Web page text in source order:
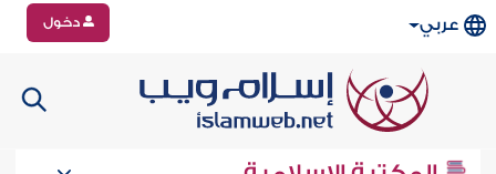
عربي دخول